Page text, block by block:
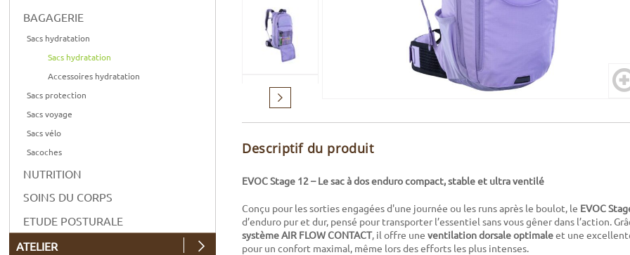
Suivant
Descriptif du produit
EVOC Stage 12 – Le sac à dos enduro compact, stable et ultra ventilé
Conçu pour les sorties engagées d'une journée ou les runs après le boulot, le EVOC
d’enduro pur et dur, pensé pour transporter l’essentiel sans vous gêner dans l’action.
système AIR FLOW CONTACT, il offre une ventilation dorsale optimaleet une
pour un confort maximal, même lors des efforts les plus intenses.
BAGAGERIE
Sacs hydratation
Sacs hydratation
Accessoires hydratation
Sacs protection
Sacs voyage
Sacs vélo
Sacoches
NUTRITION
SOINS DU CORPS
ETUDE POSTURALE
ATELIER